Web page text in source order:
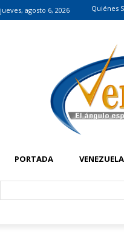
jueves, agosto 6, 2026 Quiénes
PORTADA VENEZUELA